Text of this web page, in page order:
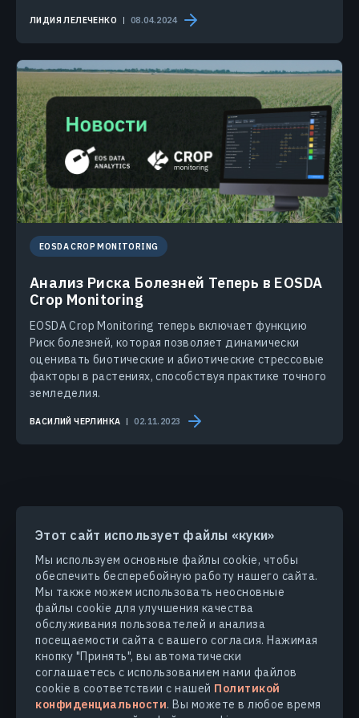
Этот сайт использует файлы «куки»
Мы используем основные файлы cookie, чтобы
обеспечить бесперебойную работу нашего сайта.
Мы также можем использовать неосновные
файлы cookie для улучшения качества
обслуживания пользователей и анализа
посещаемости сайта с вашего согласия. Нажимая
кнопку "Принять", вы автоматически
соглашаетесь с использованием нами файлов
cookie в соответствии с нашей Политикой
конфиденциальности. Вы можете в любое время
ЛИДИЯ ЛЕЛЕЧЕНКО 08.04.2024
EOSDA CROP MONITORING
Анализ Риска Болезней Теперь в EOSDA
Crop Monitoring
EOSDA Crop Monitoring теперь включает функцию
Риск болезней, которая позволяет динамически
оценивать биотические и абиотические стрессовые
факторы в растениях, способствуя практике точного
земледелия.
ВАСИЛИЙ ЧЕРЛИНКА 02.11.2023
ПРОДУКТЫ И РЕШЕНИЯ
ОТРАСЛИ
КОМПАНИЯ
УЗНАТЬ БОЛЬШЕ